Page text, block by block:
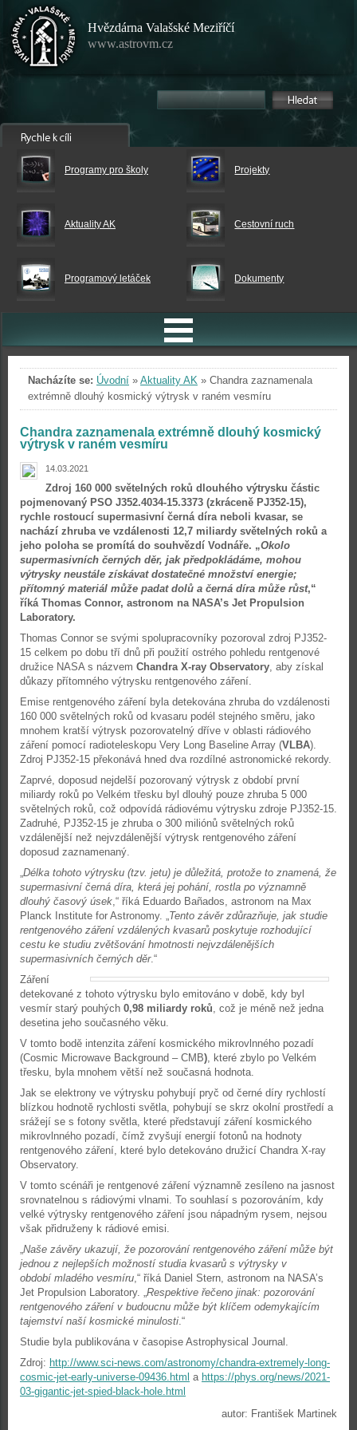
Hvězdárna Valašské Meziříčí
www.astrovm.cz
Programy pro školy Projekty
Aktuality AK Cestovní ruch
Programový letáček Dokumenty
Nacházíte se: Úvodní » Aktuality AK » Chandra zaznamenala
extrémně dlouhý kosmický výtrysk v raném vesmíru
Chandra zaznamenala extrémně dlouhý kosmický
výtrysk v raném vesmíru
14.03.2021
Zdroj 160 000 světelných roků dlouhého výtrysku částic
pojmenovaný PSO J352.4034-15.3373 (zkráceně PJ352-15),
rychle rostoucí supermasivní černá díra neboli kvasar, se
nachází zhruba ve vzdálenosti 12,7 miliardy světelných roků a
jeho poloha se promítá do souhvězdí Vodnáře. „Okolo
supermasivních černých děr, jak předpokládáme, mohou
výtrysky neustále získávat dostatečné množství energie;
přítomný materiál může padat dolů a černá díra může růst,“
říká Thomas Connor, astronom na NASA’s Jet Propulsion
Laboratory.
Thomas Connor se svými spolupracovníky pozoroval zdroj PJ352-
15 celkem po dobu tří dnů při použití ostrého pohledu rentgenové
družice NASA s názvem Chandra X-ray Observatory, aby získal
důkazy přítomného výtrysku rentgenového záření.
Emise rentgenového záření byla detekována zhruba do vzdálenosti
160 000 světelných roků od kvasaru podél stejného směru, jako
mnohem kratší výtrysk pozorovatelný dříve v oblasti rádiového
záření pomocí radioteleskopu Very Long Baseline Array (VLBA).
Zdroj PJ352-15 překonává hned dva rozdílné astronomické rekordy.
Zaprvé, doposud nejdelší pozorovaný výtrysk z období první
miliardy roků po Velkém třesku byl dlouhý pouze zhruba 5 000
světelných roků, což odpovídá rádiovému výtrysku zdroje PJ352-15.
Zadruhé, PJ352-15 je zhruba o 300 miliónů světelných roků
vzdálenější než nejvzdálenější výtrysk rentgenového záření
doposud zaznamenaný.
„Délka tohoto výtrysku (tzv. jetu) je důležitá, protože to znamená, že
supermasivní černá díra, která jej pohání, rostla po významně
dlouhý časový úsek,“ říká Eduardo Bañados, astronom na Max
Planck Institute for Astronomy. „Tento závěr zdůrazňuje, jak studie
rentgenového záření vzdálených kvasarů poskytuje rozhodující
cestu ke studiu zvětšování hmotnosti nejvzdálenějších
supermasivních černých děr.“
Záření
detekované z tohoto výtrysku bylo emitováno v době, kdy byl
vesmír starý pouhých 0,98 miliardy roků, což je méně než jedna
desetina jeho současného věku.
V tomto bodě intenzita záření kosmického mikrovlnného pozadí
(Cosmic Microwave Background – CMB), které zbylo po Velkém
třesku, byla mnohem větší než současná hodnota.
Jak se elektrony ve výtrysku pohybují pryč od černé díry rychlostí
blízkou hodnotě rychlosti světla, pohybují se skrz okolní prostředí a
srážejí se s fotony světla, které představují záření kosmického
mikrovlnného pozadí, čímž zvyšují energií fotonů na hodnoty
rentgenového záření, které bylo detekováno družicí Chandra X-ray
Observatory.
V tomto scénáři je rentgenové záření významně zesíleno na jasnost
srovnatelnou s rádiovými vlnami. To souhlasí s pozorováním, kdy
velké výtrysky rentgenového záření jsou nápadným rysem, nejsou
však přidruženy k rádiové emisi.
„Naše závěry ukazují, že pozorování rentgenového záření může být
jednou z nejlepších možností studia kvasarů s výtrysky v
období mladého vesmíru,“ říká Daniel Stern, astronom na NASA’s
Jet Propulsion Laboratory. „Respektive řečeno jinak: pozorování
rentgenového záření v budoucnu může být klíčem odemykajícím
tajemství naší kosmické minulosti.“
Studie byla publikována v časopise Astrophysical Journal.
Zdroj: http://www.sci-news.com/astronomy/chandra-extremely-long-
cosmic-jet-early-universe-09436.html a https://phys.org/news/2021-
03-gigantic-jet-spied-black-hole.html
autor: František Martinek